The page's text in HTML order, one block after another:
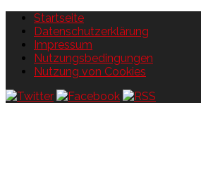
Startseite
Datenschutzerklärung
Impressum
Nutzungsbedingungen
Nutzung von Cookies